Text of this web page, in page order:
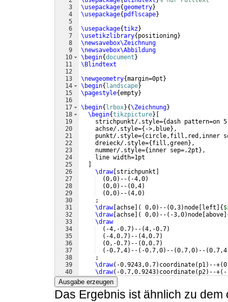
3
4
5
6
7
8
9
10
11
12
13
14
15
16
17
18
19
20
21
22
23
24
25
26
27
28
29
30
31
32
33
34
35
36
37
38
39
40
41
\usepackage{geometry}
\usepackage{ pdflscape}
\usepackage{tikz}
\usetikzlibrary{ positioning}
\newsavebox\Zeichnung
\newsavebox\Abbildung
\begin{document }
\Blindtext
\newgeometry{margin=0pt }
\begin{ landscape}
\pagestyle{empty}
\begin{ lrbox}{\Zeichnung}
\begin{tikzpicture}
    strichpunkt/.style=
{dash pattern=on
    achse/.style=
{ ->,blue} ,
    punkt/.style=
{ circle,fill,red,inner
    dreieck/.style=
{ fill,green} ,
    nummer/.style=
{ inner sep=.2pt } ,
    line width=1pt
\draw[ strichpunkt
(0,0) -- ( -4,0)
(0,0) -- (0,4)
(0,0) -- (4,0)
    ;
\draw[ achse ( 0,0) -- (0,3) node left {
\draw[ achse ( 0,0) -- ( -3,0) node above
\draw
( -4,-0.7) -- (4,-0.7)
( -4,0.7) -- (4,0.7)
(0,-0.7) -- (0,0.7)
( -0.7,4) -- ( -0.7,0) -- (0.7,0) -- (0.7,4
    ;
\draw( -0.9243,0.7) coordinate( p1) --+(
\draw( -0.7,0.9243) coordinate( p2) --+(
\draw(0.7,2.0414
Ausgabe erzeugen
Das Ergebnis ist ähnlich zu